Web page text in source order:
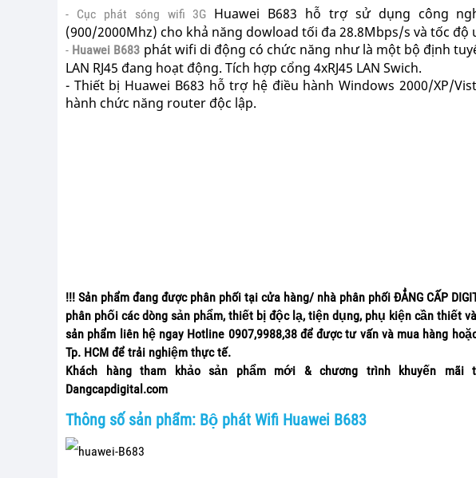
- Cục phát sóng wifi 3G Huawei B683 hỗ trợ sử dụng công
(900/2000Mhz) cho khả năng dowload tối đa 28.8Mbps/s và tốc độ
- Huawei B683 phát wifi di động có chức năng như là một bộ định
LAN RJ45 đang hoạt động. Tích hợp cổng 4xRJ45 LAN Swich.
- Thiết bị Huawei B683 hỗ trợ hệ điều hành Windows 2000/XP/
hành chức năng router độc lập.
!!! Sản phẩm đang được phân phối tại cửa hàng/ nhà phân phối ĐẲNG CẤP
phân phối các dòng sản phẩm, thiết bị độc lạ, tiện dụng, phụ kiện cần thiết
sản phẩm liên hệ ngay Hotline 0907,9988,38 để được tư vấn và mua hàng
Tp. HCM để trải nghiệm thực tế.
Khách hàng tham khảo sản phẩm mới & chương trình khuyến mãi
Dangcapdigital.com
Thông số sản phẩm: Bộ phát Wifi Huawei B683